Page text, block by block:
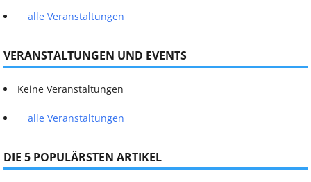
alle Veranstaltungen
VERANSTALTUNGEN UND EVENTS
Keine Veranstaltungen
alle Veranstaltungen
DIE 5 POPULÄRSTEN ARTIKEL